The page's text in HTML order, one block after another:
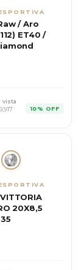
/ Aro
ET40 /
vista
10% OFF
20X8,5